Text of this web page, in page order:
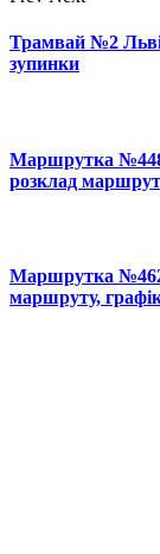
Трамвай №2
зупинки
Маршрутка
розклад
Маршрутка
маршруту,